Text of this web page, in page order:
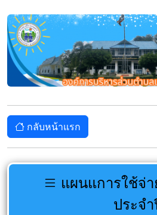
กลับหน้าแรก
แผนแการใช้จ่
ประจ